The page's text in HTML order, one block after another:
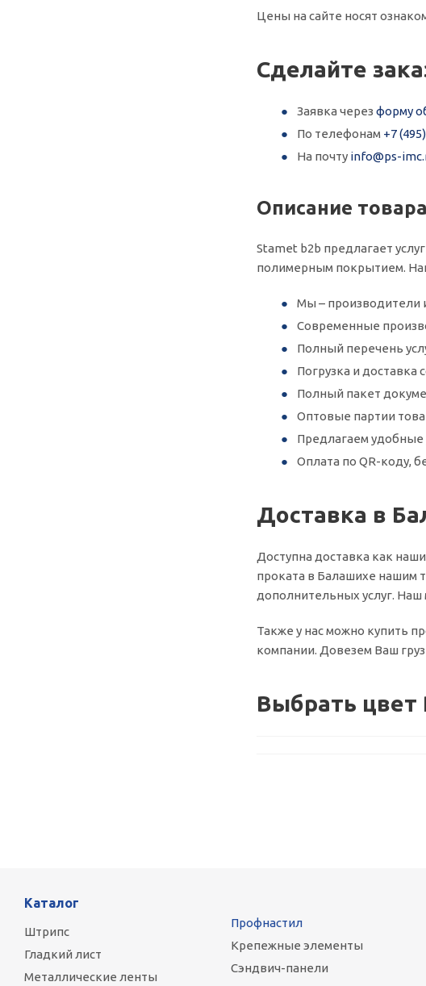
Цены на сайте носят
Сделайте
Заявка через форму
По телефонам +7
На почту info@ps-
Описание
Stamet b2b предлагает
полимерным покрытием.
Мы – производители
Современные
Полный перечень
Погрузка и доставка
Полный пакет
Оптовые партии
Предлагаем удобные
Оплата по QR-коду,
Доставка в
Доступна доставка как
проката в Балашихе нашим
дополнительных услуг. Наш
Также у нас можно купить
компании. Довезем Ваш
Выбрать цвет
Каталог
Штрипс
Гладкий лист
Металлические ленты
Профнастил
Крепежные элементы
Сэндвич-панели